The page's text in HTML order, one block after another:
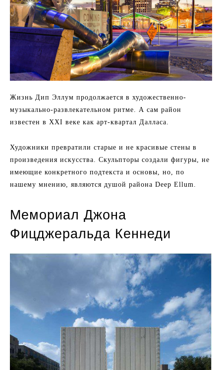
Жизнь Дип Эллум продолжается в художественно-
музыкально-развлекательном ритме. А сам район
известен в XXI веке как арт-квартал Далласа.
Художники превратили старые и не красивые стены в
произведения искусства. Скульпторы создали фигуры, не
имеющие конкретного подтекста и основы, но, по
нашему мнению, являются душой района Deep Ellum.
Мемориал Джона
Фицджеральда Кеннеди